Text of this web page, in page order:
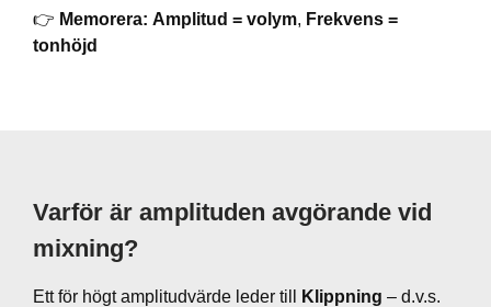
👉 Memorera: Amplitud = volym, Frekvens =
tonhöjd
Varför är amplituden avgörande vid
mixning?
Ett för högt amplitudvärde leder till Klippning – d.v.s.